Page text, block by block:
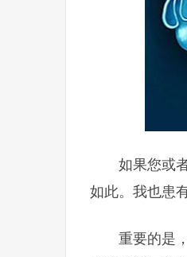
如果您或
如此。我也患
重要的是